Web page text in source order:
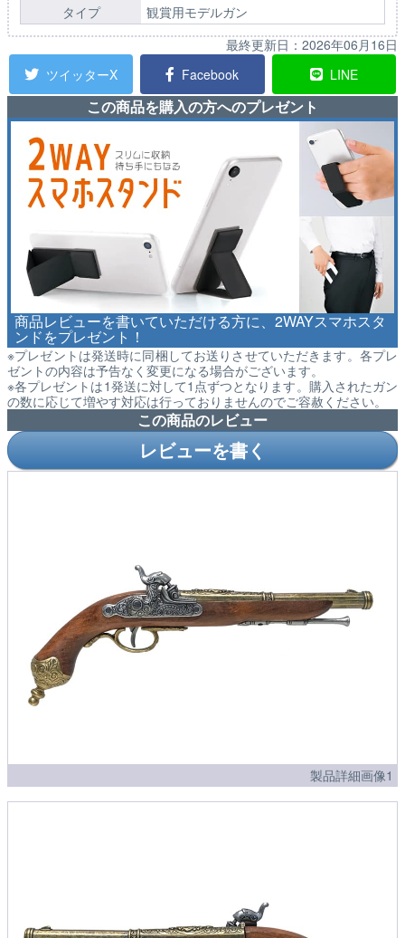
タイプ
観賞用モデルガン
最終更新日： 2026年06月16日
ツイッターX
Facebook LINE
この商品を購入の方へのプレゼント
商品レビューを書いていただける方に、2WAYスマホスタ
ンドをプレゼント！
※プレゼントは発送時に同梱してお送りさせていただきます。各プレ
ゼントの内容は予告なく変更になる場合がございます。
※各プレゼントは1発送に対して1点ずつとなります。購入されたガン
の数に応じて増やす対応は行っておりませんのでご容赦ください。
この商品のレビュー
レビューを書く
製品詳細画像1